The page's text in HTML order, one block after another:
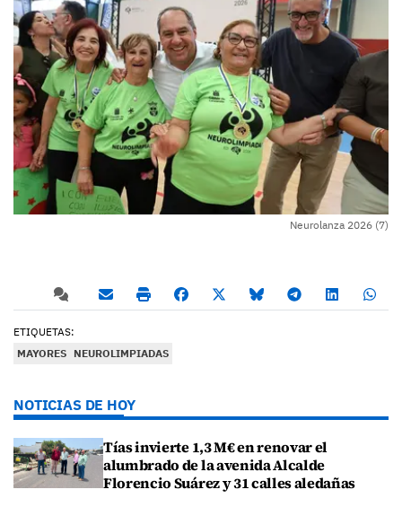
Neurolanza 2026 (7)
ETIQUETAS:
MAYORES NEUROLIMPIADAS
NOTICIAS DE HOY
Tías invierte 1,3 M€ en renovar el
alumbrado de la avenida Alcalde
Florencio Suárez y 31 calles aledañas